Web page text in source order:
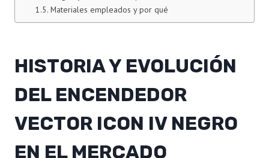
Materiales empleados y por qué
HISTORIA Y EVOLUCIÓN
DEL ENCENDEDOR
VECTOR ICON IV NEGRO
EN EL MERCADO